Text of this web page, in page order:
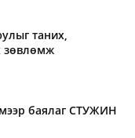
таних,
зөвлөмж
баялаг СТУЖИН